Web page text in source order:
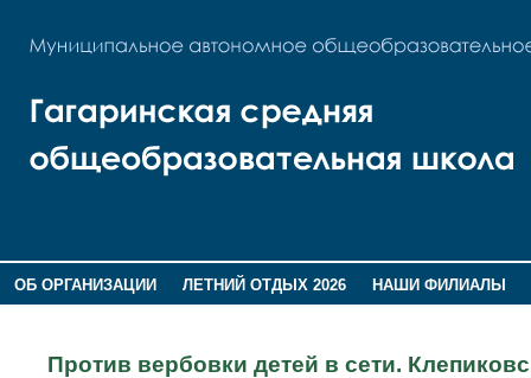
ОБ ОРГАНИЗАЦИИ ЛЕТНИЙ ОТДЫХ 2026
НАШИ ФИЛИАЛЫ
Против вербовки детей в сети.